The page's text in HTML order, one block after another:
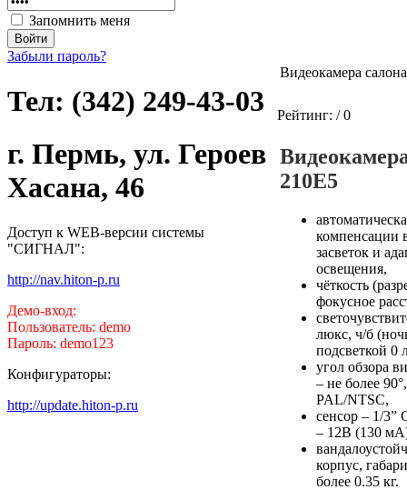
Запомнить меня
Забыли пароль?
Тел: (342) 249-43-03
г. Пермь, ул. Героев
Хасана, 46
Доступ к WEB-версии системы
"СИГНАЛ":
http://nav.hiton-p.ru
Демо-вход:
Пользователь: demo
Пароль: demo123
Конфигураторы:
http://update.hiton-p.ru
Видеокамера
Рейтинг: / 0
210E5
компенсации
засветок и
освещения,
чёткость
фокусное
люкс, ч/б
подсветкой 0
угол обзора
– не более
PAL/NTSC,
сенсор – 1/3”
– 12В (130
корпус,
более 0.35 кг.